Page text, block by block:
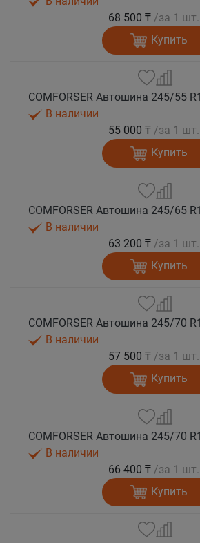
68 500 ₸ /за 1 шт.
Купить
В наличии
55 000 ₸ /за 1 шт.
Купить
В наличии
63 200 ₸ /за 1 шт.
Купить
В наличии
57 500 ₸ /за 1 шт.
Купить
В наличии
66 400 ₸ /за 1 шт.
Купить